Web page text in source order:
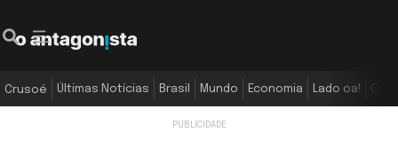
Crusoé Últimas Notícias Brasil Mundo Economia Lado oa!